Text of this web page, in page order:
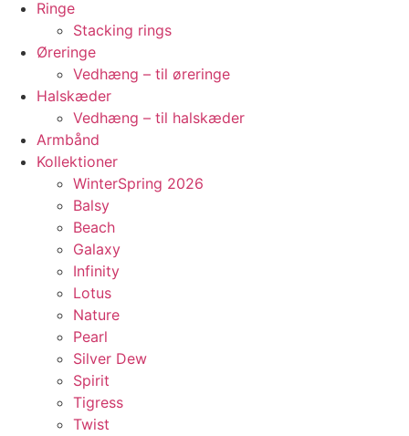
Ringe
Stacking rings
Øreringe
Vedhæng – til øreringe
Halskæder
Vedhæng – til halskæder
Armbånd
Kollektioner
WinterSpring 2026
Balsy
Beach
Galaxy
Infinity
Lotus
Nature
Pearl
Silver Dew
Spirit
Tigress
Twist